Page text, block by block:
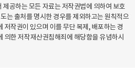
공하는 모든 자료는 저작권법에 의하여 보호
는 출처를 명시한 경우를 제외하고는 원칙적으
저작권이 있으며 이를 무단 복제, 배포하는 경
의한 저작재산권침해죄에 해당함을 유념하시